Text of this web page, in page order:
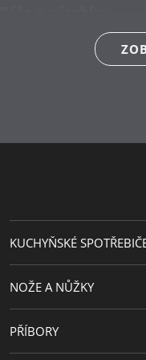
Sekundární materiál
KUCHYŇSKÉ
NOŽE A NŮŽKY
PŘÍBORY